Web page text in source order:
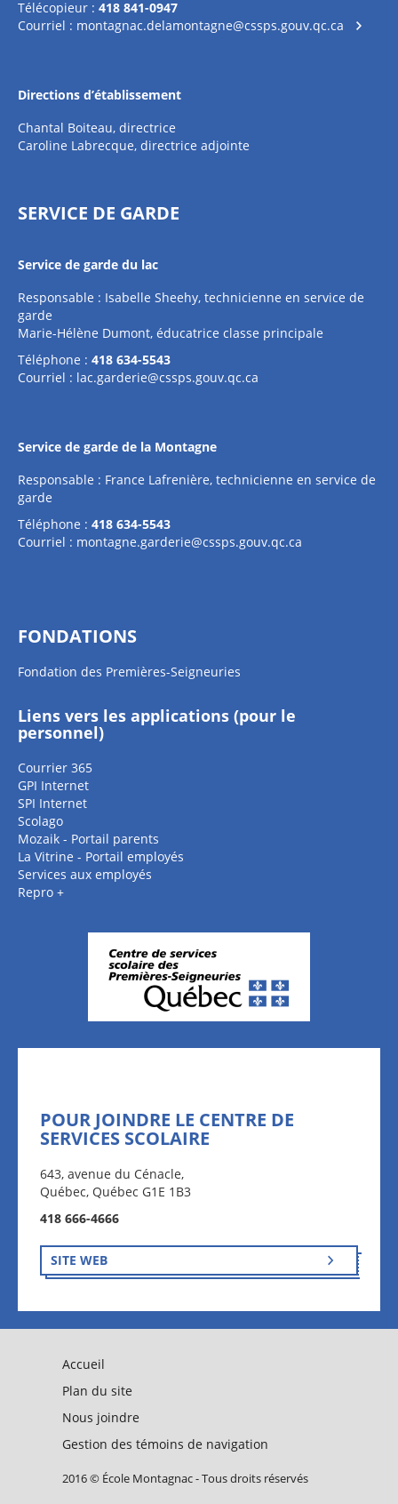
Télécopieur : 418 841-0947
Courriel : montagnac.delamontagne@cssps.gouv.qc.ca
Directions d’établissement
Chantal Boiteau, directrice
Caroline Labrecque, directrice adjointe
SERVICE DE GARDE
Service de garde du lac
Responsable : Isabelle Sheehy, technicienne en service de
garde
Marie-Hélène Dumont, éducatrice classe principale
Téléphone : 418 634-5543
Courriel : lac.garderie@cssps.gouv.qc.ca
Service de garde de la Montagne
Responsable : France Lafrenière, technicienne en service de
garde
Téléphone : 418 634-5543
Courriel : montagne.garderie@cssps.gouv.qc.ca
FONDATIONS
Fondation des Premières-Seigneuries
Liens vers les applications (pour le
personnel)
Courrier 365
GPI Internet
SPI Internet
Scolago
Mozaik - Portail parents
La Vitrine - Portail employés
Services aux employés
Repro +
POUR JOINDRE LE CENTRE DE
SERVICES SCOLAIRE
643, avenue du Cénacle,
Québec, Québec G1E 1B3
418 666-4666
SITE WEB
Accueil
Plan du site
Nous joindre
Gestion des témoins de navigation
2016 © École Montagnac - Tous droits réservés